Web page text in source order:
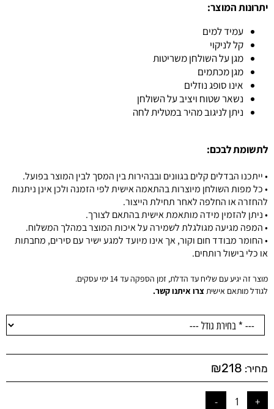
יתרונות המוצר:
עמיד למים
קל לניקוי
מגן על השולחן משריטות
מגן מכתמים
אינו סופג נוזלים
נשאר שטוח ויציב על השולחן
ניתן לניגוב מהיר במטלית לחה
לתשומת לבכם:
• ייתכנו הבדלים קלים בגוונים ובבהירות בין המסך לבין המוצר בפועל.
• כל מפות השולחן מיוצרות בהתאמה אישית לפי הזמנה ולכן אינן ניתנות
להחזרה או החלפה לאחר תחילת הייצור.
• ניתן להזמין מידה מותאמת אישית בהתאם לצורך.
• המפה מגיעה מגולגלת לשמירה על איכות המוצר במהלך המשלוח.
• החומר מבודד חום וקור, אך אינו מיועד למגע ישיר עם סירים, מחבתות
או כלי בישול רותחים.
מוצר זה יגיע עם שליח עד הדלת, זמן הספקה עד 14 ימי עסקים.
לגודל מותאם אישיתצרו איתנו קשר.
מחיר: ₪218